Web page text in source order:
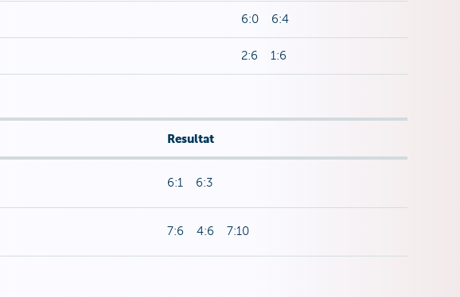
6:0 6:4
2:6 1:6
Resultat
6:1 6:3
7:6 4:6 7:10